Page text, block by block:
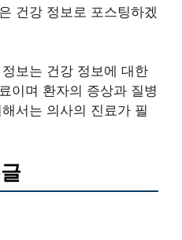
건강 정보로 포스팅하겠
보는 건강 정보에 대한
이며 환자의 증상과 질병
서는 의사의 진료가 필